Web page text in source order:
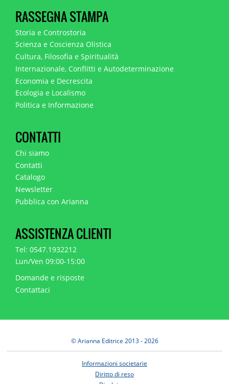
RASSEGNA STAMPA
Storia e Controstoria
Scienza e Coscienza Olistica
Cultura, Filosofia e Spiritualità
Internazionale, Conflitti e Autodeterminazione
Economia e Decrescita
Ecologia e Localismo
Politica e Informazione
CONTATTI
Chi siamo
Contatti
Catalogo
Newsletter
Pubblica con Arianna
ASSISTENZA CLIENTI
Tel: 0547.1932212
Lun/Ven 09:00-15:00
Domande e risposte
Contattaci
© Arianna Editrice 2013 - 2026
Informazioni societarie
Diritto di reso